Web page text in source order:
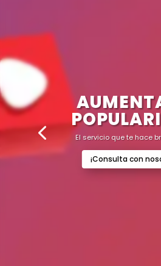
El servicio que te hace
¡Consulta con